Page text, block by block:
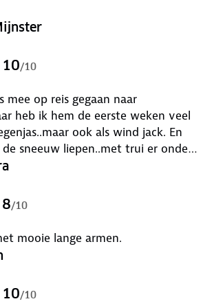
10/10
mee op reis gegaan naar
heb ik hem de eerste weken veel
ook als wind jack. En
sneeuw liepen..met trui er onder
jas! Echt super blij mee!
8/10
mooie lange armen.
10/10